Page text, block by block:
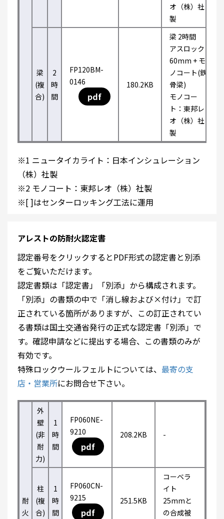
オ（株）社
製
梁
(複
合)
2
時
間
FP120BM-
0146
pdf
180.2KB
梁 2時間
アスロック
60mm + モ
ノコート(鉄
骨梁)
モノコー
ト：東邦レ
オ（株）社
製
※1 ニュータイカライト：日本インシュレーション
（株）社製
※2 モノコート：東邦レオ（株）社製
※[ ]はセンターロッキング工法に運用
アレストの防耐火認定書
認定番号をクリックするとPDF形式の認定書と別添
をご覧いただけます。
認定書類は「認定書」「別添」から構成されます。
「別添」の書類の中で「消し線および×付け」で訂
正されている箇所がありますが、この訂正されてい
る書類は国土交通省発行の正式な認定書「別添」で
す。確認申請などに提出する場合、この書類のみが
有効です。
特殊ロックウールフェルトについては、 最寄の支
店・営業所にお問合せ下さい。
耐
火
外
壁
(非
耐
力)
1
時
間
FP060NE-
9210
pdf
208.2KB -
柱
(複
合)
1
時
間
FP060CN-
9215
pdf
251.5KB
コーベラ
イト
25mmと
の合成被